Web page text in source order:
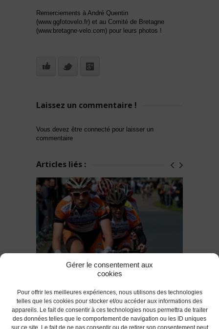
Gérer le consentement aux
cookies
Pour offrir les meilleures expériences, nous utilisons des technologies
telles que les cookies pour stocker et/ou accéder aux informations des
appareils. Le fait de consentir à ces technologies nous permettra de traiter
des données telles que le comportement de navigation ou les ID uniques
sur ce site. Le fait de ne pas consentir ou de retirer son consentement peut
Remerciements à André Quentin
(www.ggfotovelo.fr) et au Comité de Bretagne
(www.bretagne-velo.com) pour leurs photos !
Laissez un commentaire !
Vous devez être connecté pour laisser un
commentaire
Articles liés :
Résultats du week-end